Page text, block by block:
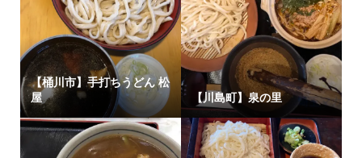
【桶川市】手打ちうどん 松
屋
【川島町】泉の里